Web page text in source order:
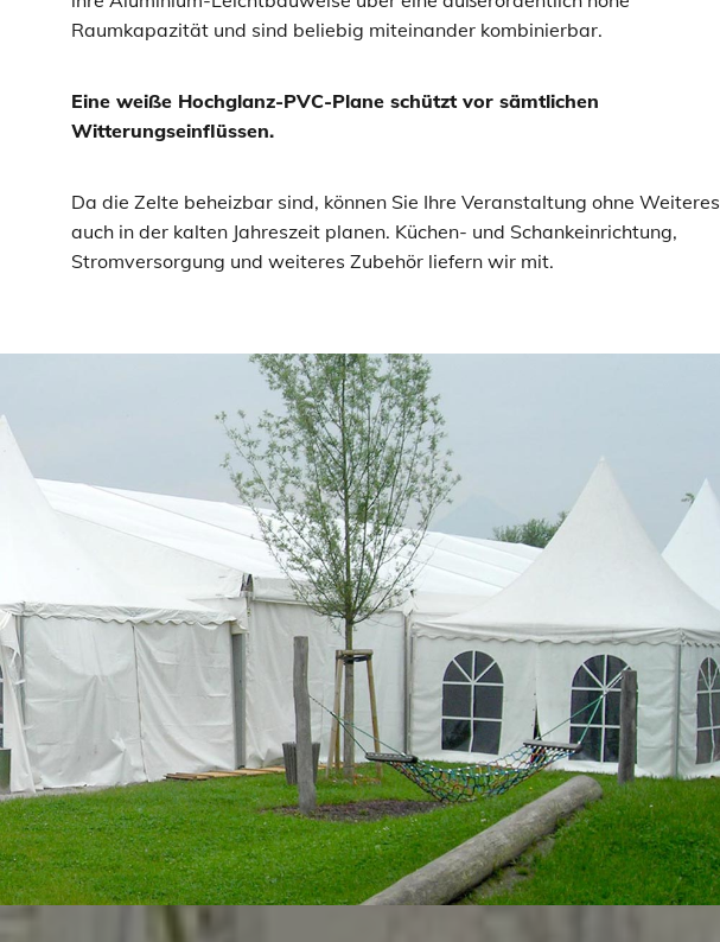
Raumkapazität und sind beliebig miteinander kombinierbar.
Eine weiße Hochglanz-PVC-Plane schützt vor sämtlichen
Witterungseinflüssen.
Da die Zelte beheizbar sind, können Sie Ihre Veranstaltung ohne Weiteres
auch in der kalten Jahreszeit planen. Küchen- und Schankeinrichtung,
Stromversorgung und weiteres Zubehör liefern wir mit.